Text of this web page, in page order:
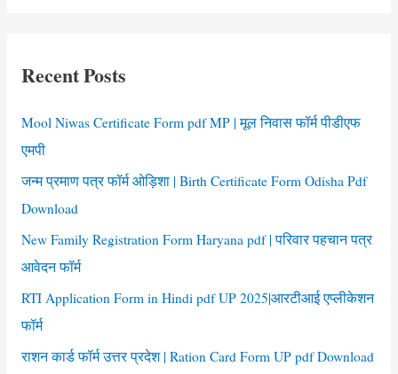
pdf
f
o
:
Recent Posts
Mool Niwas Certificate Form pdf MP | मूल निवास फॉर्म पीडीएफ
एमपी
जन्म प्रमाण पत्र फॉर्म ओड़िशा | Birth Certificate Form Odisha Pdf
Download
New Family Registration Form Haryana pdf | परिवार पहचान पत्र
आवेदन फॉर्म
RTI Application Form in Hindi pdf UP 2025|आरटीआई एप्लीकेशन
फॉर्म
राशन कार्ड फॉर्म उत्तर प्रदेश | Ration Card Form UP pdf Download